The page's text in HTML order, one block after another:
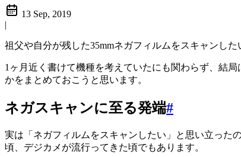
13 Sep, 2019
|
祖父や自分が残した35mmネガフィルムをスキャンし
1ヶ月近く書けて機種を考えていたにも関わらず、結
かをまとめておこうと思います。
ネガスキャンに至る発端#
実は「ネガフィルムをスキャンしたい」と思い立った
頃、デジカメが流行ってきた頃でもあります。